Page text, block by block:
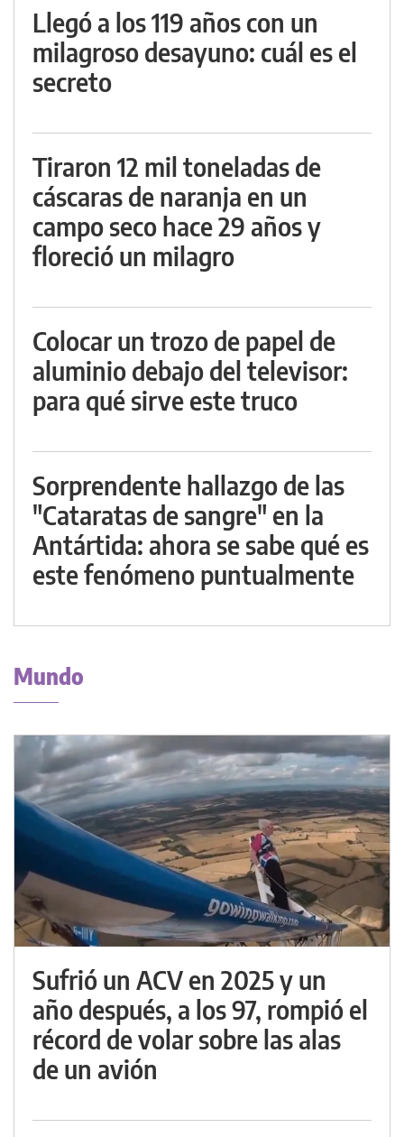
Llegó a los 119 años con un
milagroso desayuno: cuál es el
secreto
Tiraron 12 mil toneladas de
cáscaras de naranja en un
campo seco hace 29 años y
floreció un milagro
Colocar un trozo de papel de
aluminio debajo del televisor:
para qué sirve este truco
Sorprendente hallazgo de las
"Cataratas de sangre" en la
Antártida: ahora se sabe qué es
este fenómeno puntualmente
Mundo
Sufrió un ACV en 2025 y un
año después, a los 97, rompió el
récord de volar sobre las alas
de un avión